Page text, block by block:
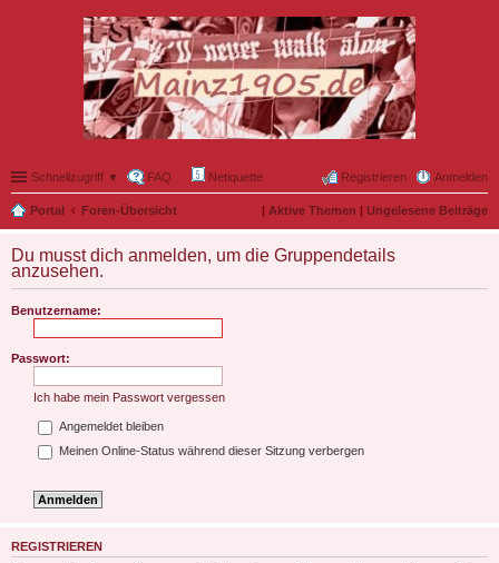
Schnellzugriff ▼ FAQ Netiquette Anmelden
Registrieren
Portal Foren-Übersicht | Aktive Themen | Ungelesene Beiträge
Du musst dich anmelden, um die Gruppendetails
anzusehen.
Benutzername:
Passwort:
Ich habe mein Passwort vergessen
Angemeldet bleiben
Meinen Online-Status während dieser Sitzung verbergen
REGISTRIEREN